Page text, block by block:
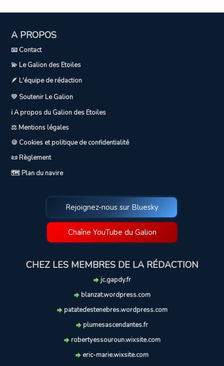
A PROPOS
📧 Contact
💫 Le Galion des Etoiles
🪶 L'équipe de rédaction
💛 Soutenir Le Galion
ℹ️ A propos du Galion des Etoiles
⚖️ Mentions légales
🍪 Cookies et politique de confidentialité
📜 Règlement
🗺️ Plan du navire
Rejoignez-nous sur Bluesky
Chaîne YouTube du Galion
CHEZ LES MEMBRES DE LA RÉDACTION
jc.gapdy.fr
blanzat.wordpress.com
patatedestenebres.wordpress.com
plumesascendantes.fr
robertyessouroun.wixsite.com
eric-marie.wixsite.com